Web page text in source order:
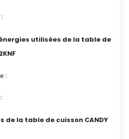
utilisées de la table de
:
de la table de cuisson CANDY